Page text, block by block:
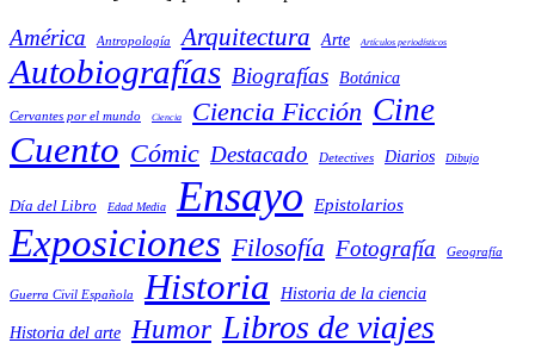
América Antropología Arquitectura Arte Artículos periodísticos
Autobiografías Biografías Botánica
Cervantes por el mundo Ciencia Ciencia Ficción Cine
Cuento Cómic Destacado Detectives Diarios Dibujo
Día del Libro Edad Media Ensayo Epistolarios
Exposiciones Filosofía Fotografía Geografía
Guerra Civil Española Historia Historia de la ciencia
Historia del arte Humor Libros de viajes